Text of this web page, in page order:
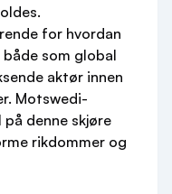
for hvordan
som global
aktør innen
Motswedi-
denne skjøre
rikdommer og